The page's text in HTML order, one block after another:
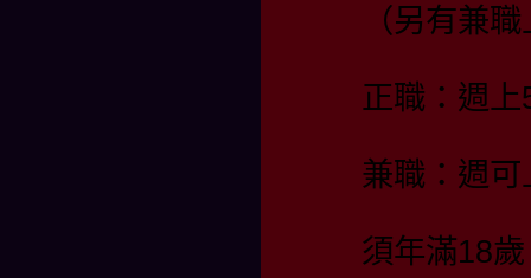
（另有兼
正職：週
兼職：週
須年滿18歲